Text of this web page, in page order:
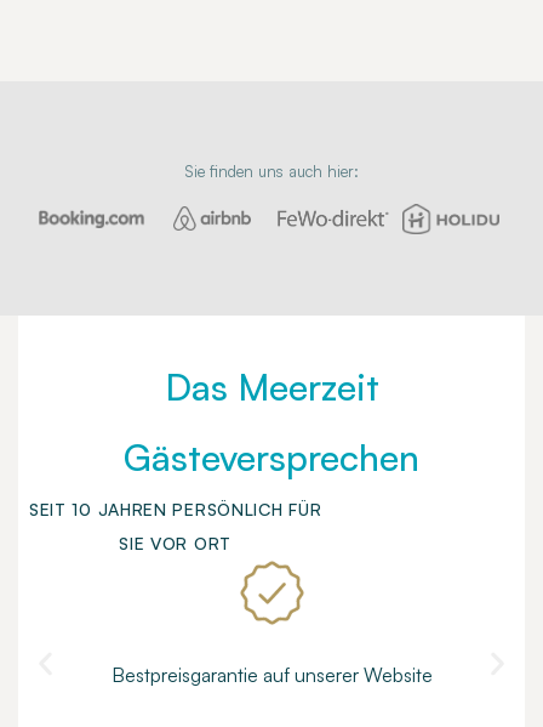
Sie finden uns auch hier:
Das Meerzeit
Gästeversprechen
SEIT 10 JAHREN PERSÖNLICH FÜR
SIE VOR ORT
Bestpreisgarantie auf unserer Website